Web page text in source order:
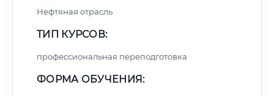
Нефтяная отрасль
ТИП КУРСОВ:
профессиональная переподготовка
ФОРМА ОБУЧЕНИЯ: